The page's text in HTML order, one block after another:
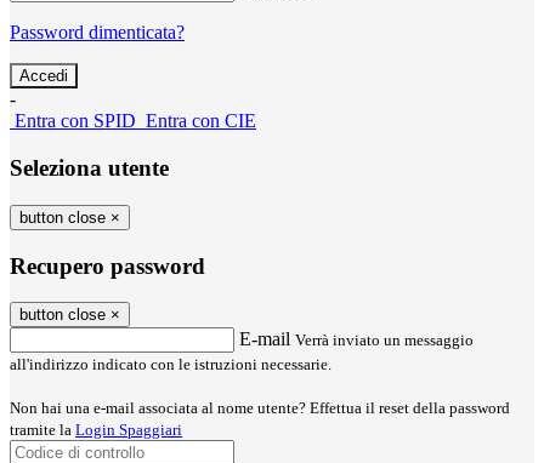
Password dimenticata?
-
Entra con SPID Entra con CIE
Seleziona utente
button close ×
Recupero password
button close ×
E-mail Verrà inviato un messaggio
all'indirizzo indicato con le istruzioni necessarie.
Non hai una e-mail associata al nome utente? Effettua il reset della password
tramite la Login Spaggiari